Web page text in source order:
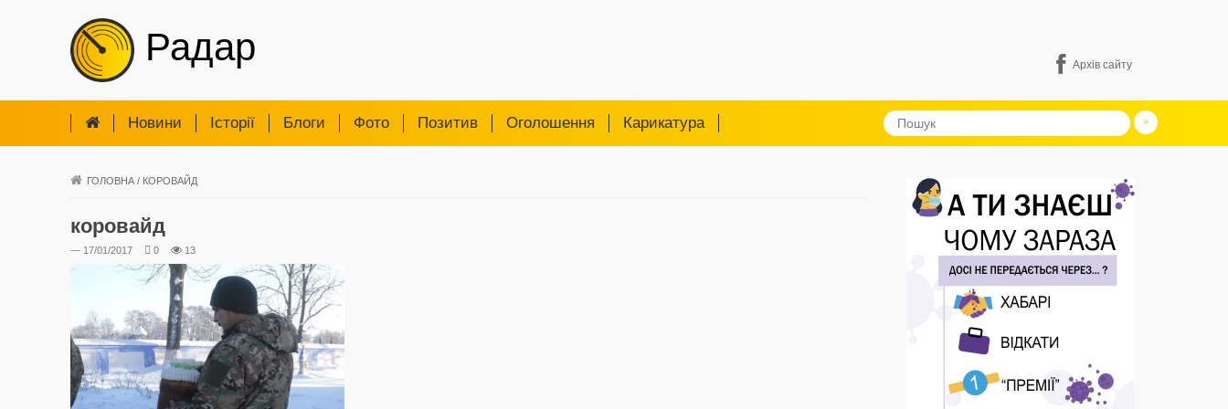
Радар Архів сайту
Новини Iсторії Блоги Фото Позитив Оголошення Карикатура
ГОЛОВНА / КОРОВАЙД
коровайд
— 17/01/2017 0 13